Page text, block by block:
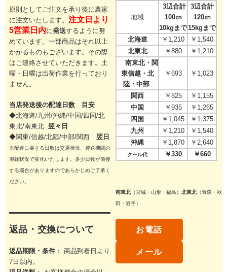
原則としてご注文を承り後に農家
に注文いたします。 注文日より
5営業日内に発送するように努
めています。一部商品はそれ以上
かかるものもございます。その際
はご連絡させていただきます。 土
曜・日曜は出荷作業を行っており
ません。
当店発送後の配達日数 目安
◆北海道/九州/沖縄/中国/四国/北
東北/南東北 翌々日
◆関東/信越/北陸/中部/関西 翌日
※配達に要する日数は交通状況、運送機関の
混雑状況で変化いたします。多少日数が前後
する場合がありますのであらかじめご了承く
ださい。
返品・交換について
返品期限・条件： 商品到着日より
7日以内。
地域
3辺合計
100㎝
10kgまで
3辺合計
120㎝
15kgまで
北海道
￥1,210
￥1,540
北東北
￥880
￥1,210
南東北・関
東信越・北
陸・中部
￥693 ￥1,023
関西 ￥825
￥1,155
中国
￥935
￥1,265
四国
￥1,045
￥1,375
九州
￥1,210
￥1,540
沖縄
￥1,870 ￥2,640
クール代 ￥330 ￥660
南東北（宮城・山形・福島）北東北（青森・秋
田・岩手）
お電話
メール